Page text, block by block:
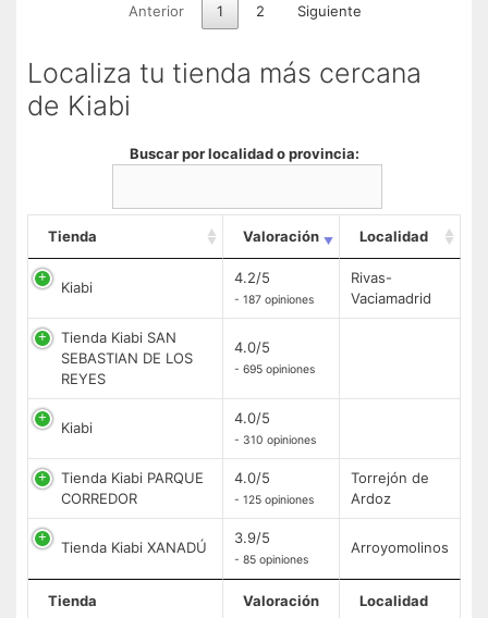
Anterior 1 2 Siguiente
Localiza tu tienda más cercana
de Kiabi
Buscar por localidad o provincia:
Tienda Valoración Localidad
Kiabi
4.2/5
- 187 opiniones
Rivas-
Vaciamadrid
Tienda Kiabi SAN
SEBASTIAN DE LOS
REYES
4.0/5
- 695 opiniones
Kiabi
4.0/5
- 310 opiniones
Tienda Kiabi PARQUE
CORREDOR
4.0/5
- 125 opiniones
Torrejón de
Ardoz
Tienda Kiabi XANADÚ
3.9/5
- 85 opiniones
Arroyomolinos
Tienda Valoración Localidad